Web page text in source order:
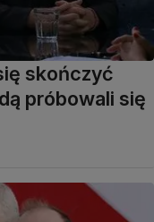
skończyć
próbowali się